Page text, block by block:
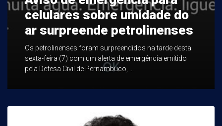
celulares sobre umidade do
ar surpreende petrolinenses
Os petrolinenses foram surpreendidos na tarde desta
sexta-feira (7) com um alerta de emergência emitido
pela Defesa Civil de Pernambuco, ...